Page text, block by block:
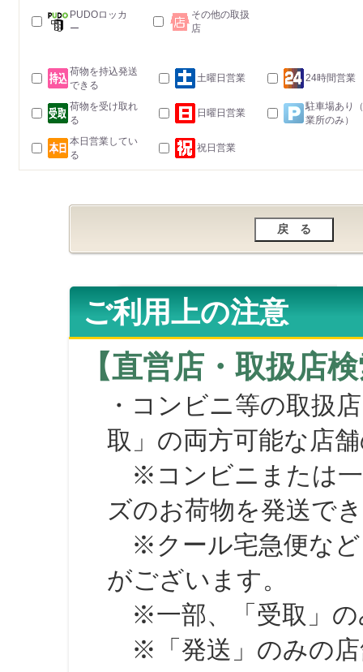
PUDOロッカ
ー
その他の取扱
店
荷物を持込発送
できる
土曜日営業 24時間営業
荷物を受け取れ
る
日曜日営業
駐車場あり
業所のみ）
本日営業してい
る
祝日営業
ご利用上の注意
【直営店・取扱店
・コンビニ等の取扱
取」の両方可能な店
※コンビニまたは一
ズのお荷物を発送で
※クール宅急便など
がございます。
※一部、「受取」の
※「発送」のみの店